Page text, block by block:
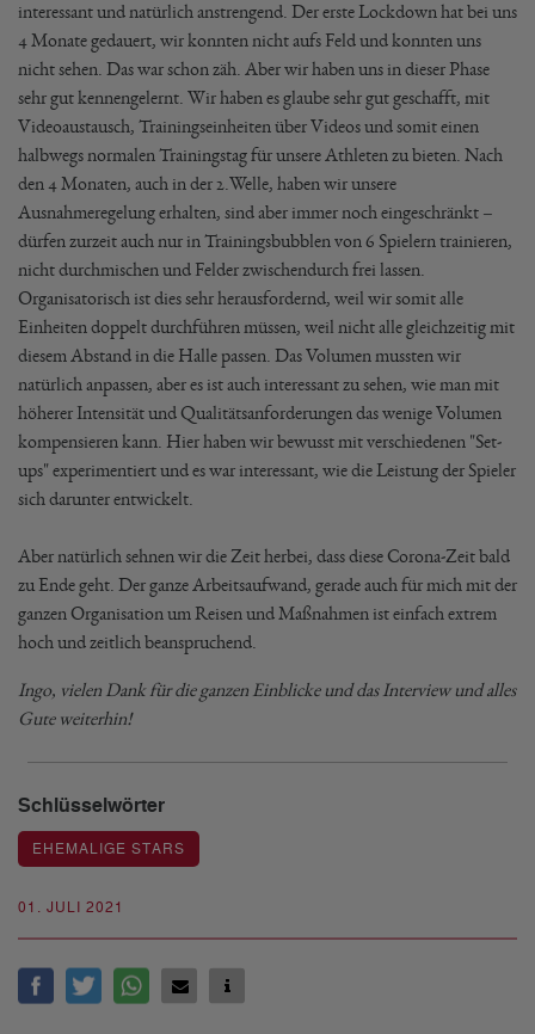
01. JULI 2021
interessant und natürlich anstrengend. Der erste Lockdown hat bei uns
4 Monate gedauert, wir konnten nicht aufs Feld und konnten uns
nicht sehen. Das war schon zäh. Aber wir haben uns in dieser Phase
sehr gut kennengelernt. Wir haben es glaube sehr gut geschafft, mit
Videoaustausch, Trainingseinheiten über Videos und somit einen
halbwegs normalen Trainingstag für unsere Athleten zu bieten. Nach
den 4 Monaten, auch in der 2.Welle, haben wir unsere
Ausnahmeregelung erhalten, sind aber immer noch eingeschränkt –
dürfen zurzeit auch nur in Trainingsbubblen von 6 Spielern trainieren,
nicht durchmischen und Felder zwischendurch frei lassen.
Organisatorisch ist dies sehr herausfordernd, weil wir somit alle
Einheiten doppelt durchführen müssen, weil nicht alle gleichzeitig mit
diesem Abstand in die Halle passen. Das Volumen mussten wir
natürlich anpassen, aber es ist auch interessant zu sehen, wie man mit
höherer Intensität und Qualitätsanforderungen das wenige Volumen
kompensieren kann. Hier haben wir bewusst mit verschiedenen "Set-
ups" experimentiert und es war interessant, wie die Leistung der Spieler
sich darunter entwickelt.
Aber natürlich sehnen wir die Zeit herbei, dass diese Corona-Zeit bald
zu Ende geht. Der ganze Arbeitsaufwand, gerade auch für mich mit der
ganzen Organisation um Reisen und Maßnahmen ist einfach extrem
hoch und zeitlich beanspruchend.
Ingo, vielen Dank für die ganzen Einblicke und das Interview und alles
Gute weiterhin!
Schlüsselwörter
EHEMALIGE STARS